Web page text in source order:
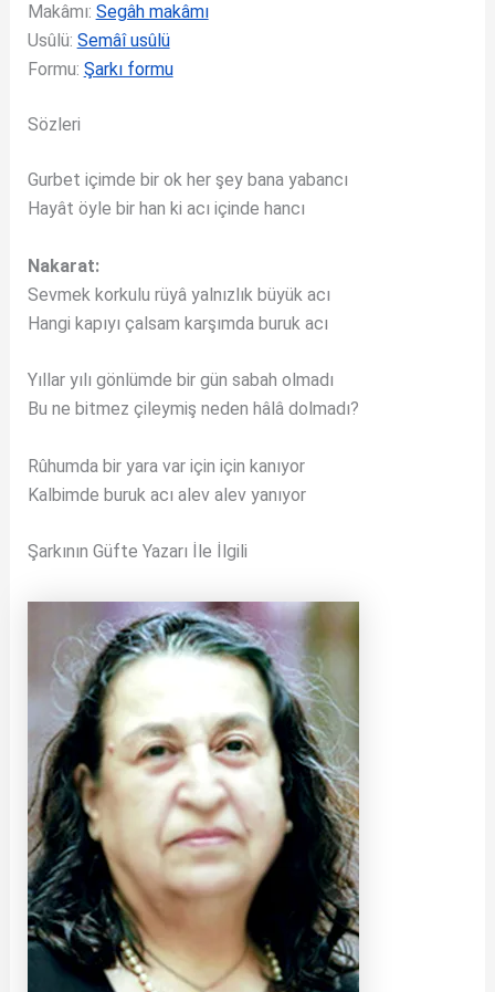
Makâmı: Segâh makâmı
Usûlü: Semâî usûlü
Formu: Şarkı formu
Sözleri
Gurbet içimde bir ok her şey bana yabancı
Hayât öyle bir han ki acı içinde hancı
Nakarat:
Sevmek korkulu rüyâ yalnızlık büyük acı
Hangi kapıyı çalsam karşımda buruk acı
Yıllar yılı gönlümde bir gün sabah olmadı
Bu ne bitmez çileymiş neden hâlâ dolmadı?
Rûhumda bir yara var için için kanıyor
Kalbimde buruk acı alev alev yanıyor
Şarkının Güfte Yazarı İle İlgili